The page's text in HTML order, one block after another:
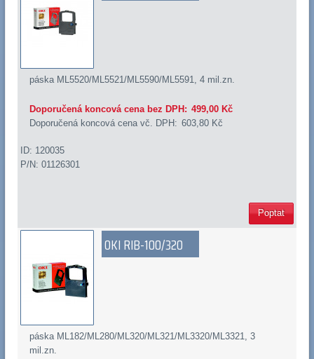
páska ML5520/ML5521/ML5590/ML5591, 4 mil.zn.
Doporučená koncová cena bez DPH: 499,00 Kč
Doporučená koncová cena vč. DPH: 603,80 Kč
ID: 120035
P/N: 01126301
Poptat
OKI RIB-100/320
páska ML182/ML280/ML320/ML321/ML3320/ML3321, 3
mil.zn.